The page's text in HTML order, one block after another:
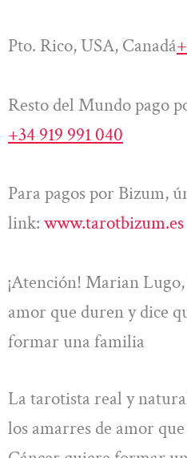
Pto. Rico, USA, Canadá
Resto del Mundo pago
+34 919 991 040
Para pagos por Bizum,
link: www.tarotbizum.es
¡Atención! Marian
amor que duren y dice
formar una familia
La tarotista real y
los amarres de amor